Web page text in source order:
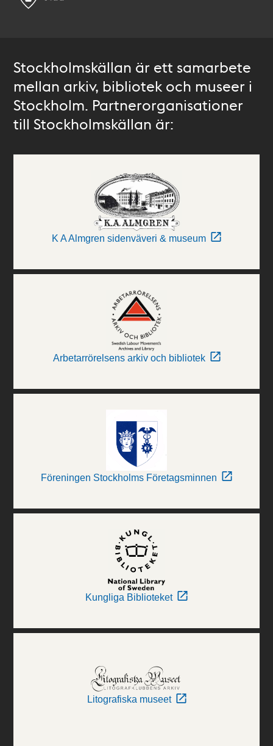
Stockholmskällan är ett samarbete
mellan arkiv, bibliotek och museer i
Stockholm. Partnerorganisationer
till Stockholmskällan är:
K A Almgren sidenväveri & museum
Arbetarrörelsens arkiv och bibliotek
Föreningen Stockholms Företagsminnen
Kungliga Biblioteket
Litografiska museet